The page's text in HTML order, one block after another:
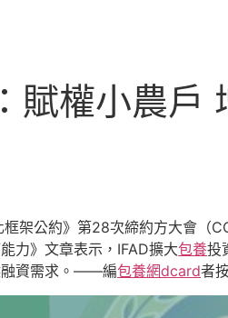
賦權小農戶
框架公約》第28次締約方大會（
力》文章表示，IFAD擴大包養投
融資需求。——編包養網dcard者